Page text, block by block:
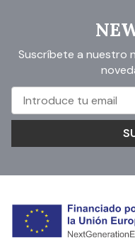
Suscríbete a nuestro